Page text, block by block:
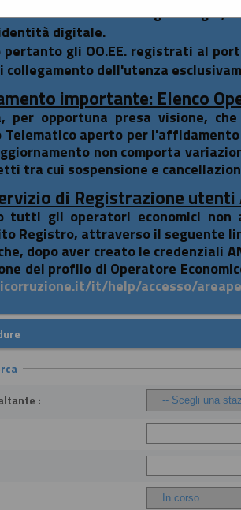
alle normative vigenti AgID,
digitale.
gli OO.EE. registrati al
collegamento dell'utenza
importante: Elenco
per opportuna presa visione,
Telematico aperto per
non comporta
tra cui sospensione e
di Registrazione utenti
tutti gli operatori economici non
Registro, attraverso il seguente
dopo aver creato le credenziali
del profilo di Operatore
it/help/accesso/
: